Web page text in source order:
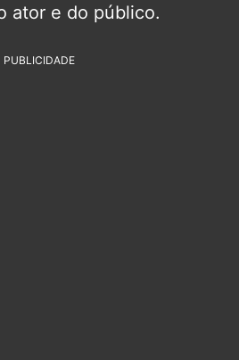
ator e do público.
PUBLICIDADE